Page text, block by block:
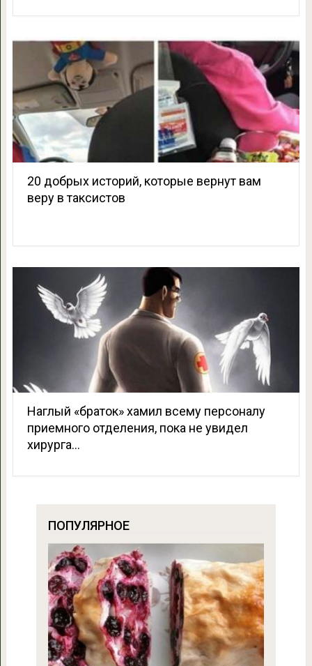
20 добрых историй, которые вернут вам
веру в таксистов
Наглый «браток» хамил всему персоналу
приемного отделения, пока не увидел
хирурга…
ПОПУЛЯРНОЕ